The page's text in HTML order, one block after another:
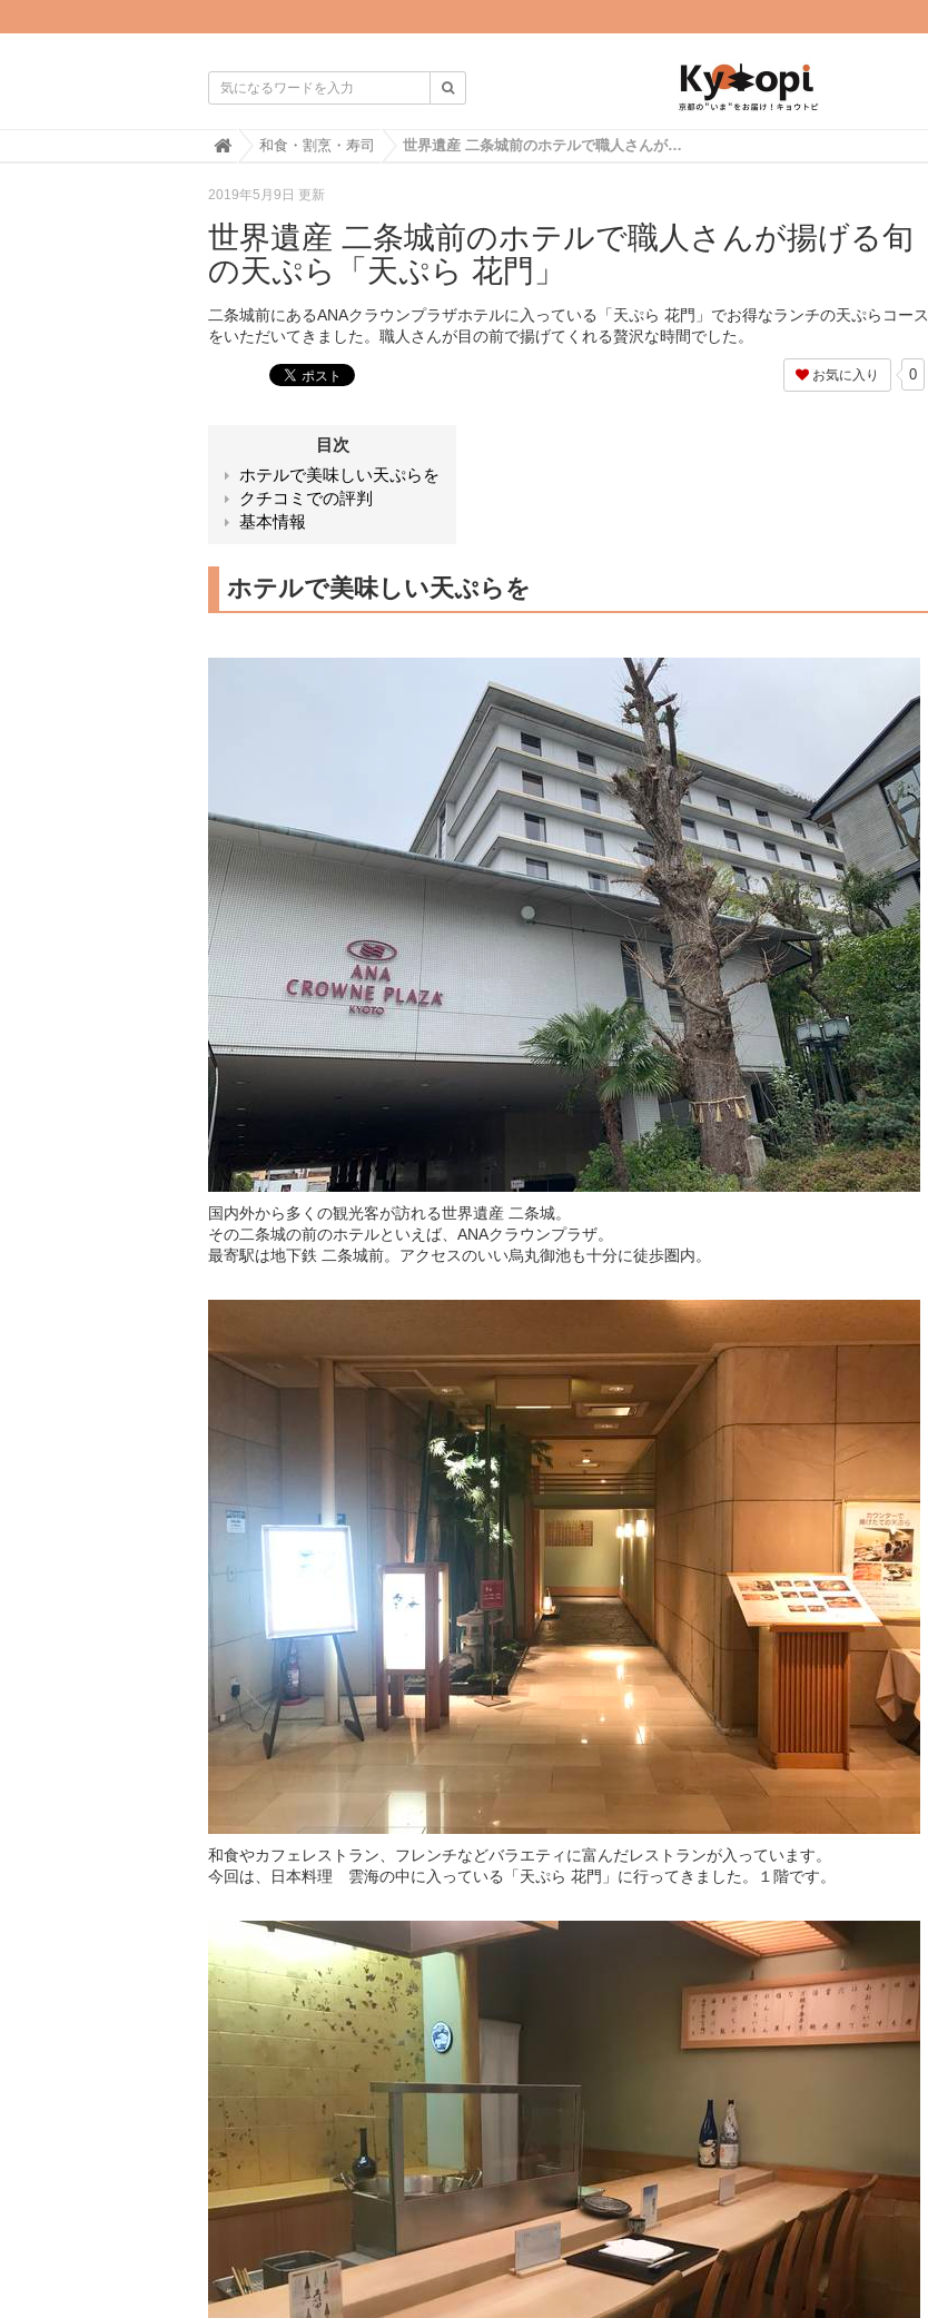
H
e
和食・割烹・寿司 世界遺産 二条城前のホテルで職人さんが揚げる旬の天ぷら「天ぷら 花門」
2019年5月9日 更新
世界遺産 二条城前のホテルで職人さんが揚げる旬
の天ぷら「天ぷら 花門」
二条城前にあるANAクラウンプラザホテルに入っている「天ぷら 花門」でお得なランチの天ぷらコース
をいただいてきました。職人さんが目の前で揚げてくれる贅沢な時間でした。
お気に入り 0
目次
ホテルで美味しい天ぷらを
クチコミでの評判
基本情報
ホテルで美味しい天ぷらを
国内外から多くの観光客が訪れる世界遺産 二条城。
その二条城の前のホテルといえば、ANAクラウンプラザ。
最寄駅は地下鉄 二条城前。アクセスのいい烏丸御池も十分に徒歩圏内。
和食やカフェレストラン、フレンチなどバラエティに富んだレストランが入っています。
今回は、日本料理 雲海の中に入っている「天ぷら 花門」に行ってきました。１階です。